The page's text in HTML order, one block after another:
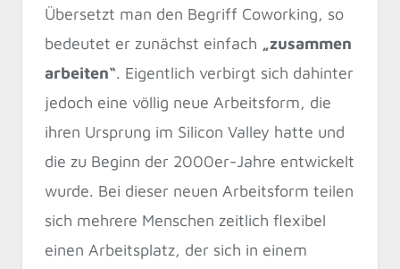
Übersetzt man den Begriff Coworking, so
bedeutet er zunächst einfach „zusammen
arbeiten“. Eigentlich verbirgt sich dahinter
jedoch eine völlig neue Arbeitsform, die
ihren Ursprung im Silicon Valley hatte und
die zu Beginn der 2000er-Jahre entwickelt
wurde. Bei dieser neuen Arbeitsform teilen
sich mehrere Menschen zeitlich flexibel
einen Arbeitsplatz, der sich in einem